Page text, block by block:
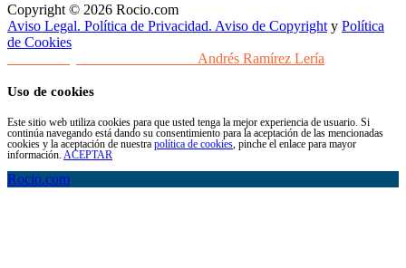
Copyright © 2026 Rocio.com
Aviso Legal. Política de Privacidad. Aviso de Copyright y Política
de Cookies
Andrés Ramírez Lería
Uso de cookies
Este sitio web utiliza cookies para que usted tenga la mejor experiencia de usuario. Si
continúa navegando está dando su consentimiento para la aceptación de las mencionadas
cookies y la aceptación de nuestra política de cookies , pinche el enlace para mayor
información. ACEPTAR
Rocio.com